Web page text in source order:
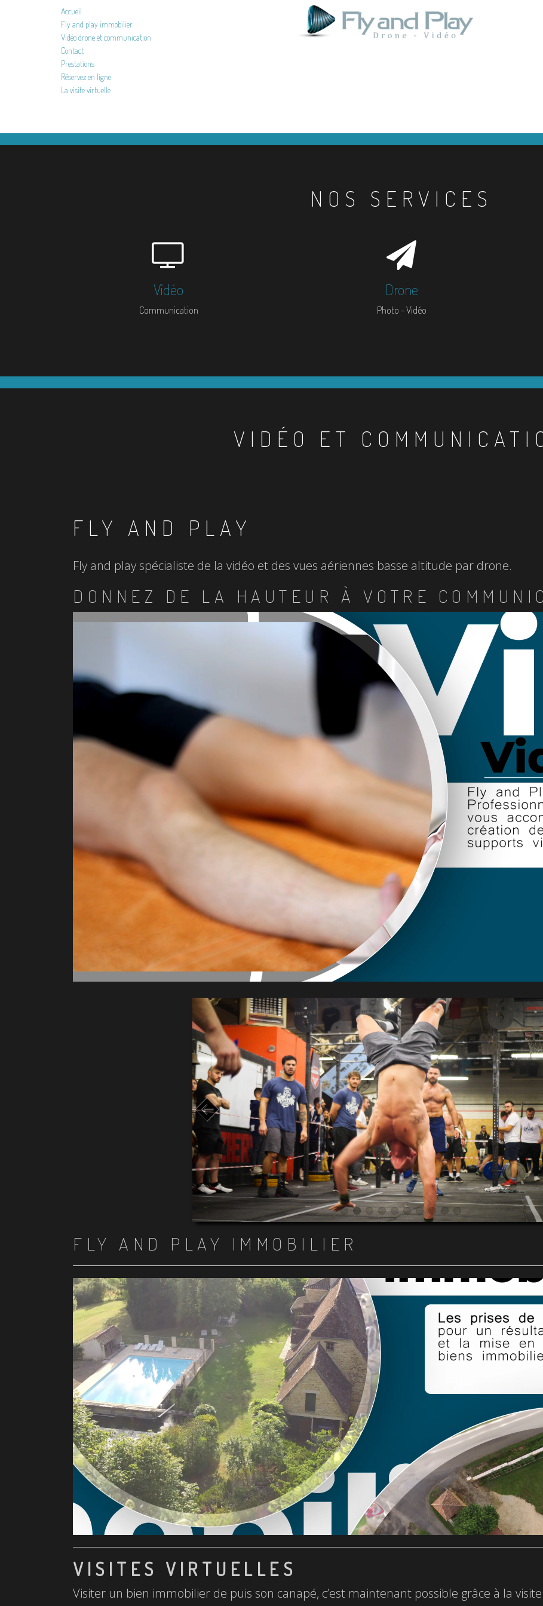
Accueil
Fly and play immobilier
Vidéo drone et communication
Contact
Prestations
Réservez en ligne
La visite virtuelle
NOS SERVICES
Vidéo
Communication
Drone
Photo - Vidéo
VIDÉO ET
FLY AND PLAY
Fly and play spécialiste de la vidéo et des vues aériennes basse altitude par drone.
DONNEZ DE LA HAUTEUR À VOTRE
Item 1
Item 2
Item 3
Item 4
Item 5
Item 6
Item 7
Item 8
Item 9Item 10
FLY AND PLAY IMMOBILIER
VISITES VIRTUELLES
Visiter un bien immobilier de puis son canapé, c’est maintenant possible grâce à la